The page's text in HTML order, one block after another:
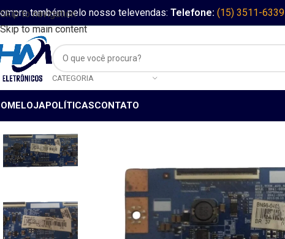
Skip to navigation
Skip to main content
também pelo nosso televendas: Telefone: (15) 3511-6339
CATEGORIA
LOJAPOLÍTICASCONTATO